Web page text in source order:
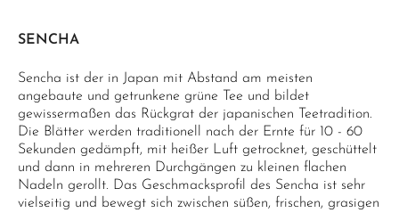
SENCHA
Sencha ist der in Japan mit Abstand am meisten
angebaute und getrunkene grüne Tee und bildet
gewissermaßen das Rückgrat der japanischen Teetradition.
Die Blätter werden traditionell nach der Ernte für 10 - 60
Sekunden gedämpft, mit heißer Luft getrocknet, geschüttelt
und dann in mehreren Durchgängen zu kleinen flachen
Nadeln gerollt. Das Geschmacksprofil des Sencha ist sehr
vielseitig und bewegt sich zwischen süßen, frischen, grasigen